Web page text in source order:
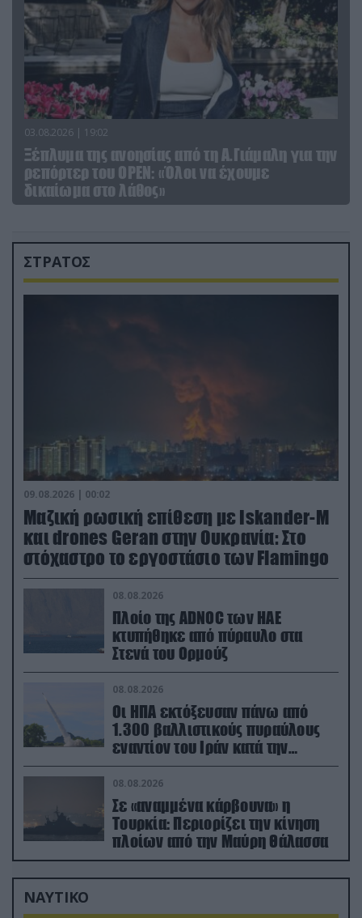
03.08.2026 | 19:02
Ξέπλυμα της ανοησίας από τη Α.Γιάμαλη για την
ρεπόρτερ του ΟΡΕΝ: «Όλοι να έχουμε
δικαίωμα στο λάθος»
ΣΤΡΑΤΟΣ
09.08.2026 | 00:02
Μαζική ρωσική επίθεση με Iskander-M
και drones Geran στην Ουκρανία: Στο
στόχαστρο το εργοστάσιο των Flamingo
08.08.2026
Πλοίο της ADNOC των ΗΑΕ
κτυπήθηκε από πύραυλο στα
Στενά του Ορμούζ
08.08.2026
Οι ΗΠΑ εκτόξευσαν πάνω από
1.300 βαλλιστικούς πυραύλους
εναντίον του Ιράν κατά την
διάρκεια του πολέμου
08.08.2026
Σε «αναμμένα κάρβουνα» η
Τουρκία: Περιορίζει την κίνηση
πλοίων από την Μαύρη Θάλασσα
ΝΑΥΤΙΚΟ